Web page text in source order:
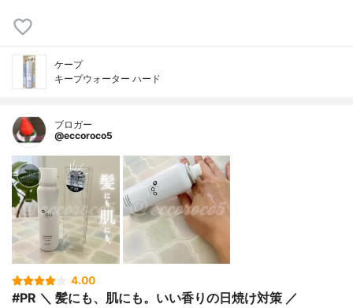
ケープ
キープウォーター ハード
ブロガー
@eccoroco5
4.00
#PR ＼ 髪にも、肌にも。いい香りの日焼け対策 ／ ⁡